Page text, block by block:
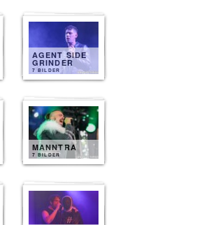
AGENT SIDE
GRINDER
7 BILDER
MANNTRA
7 BILDER